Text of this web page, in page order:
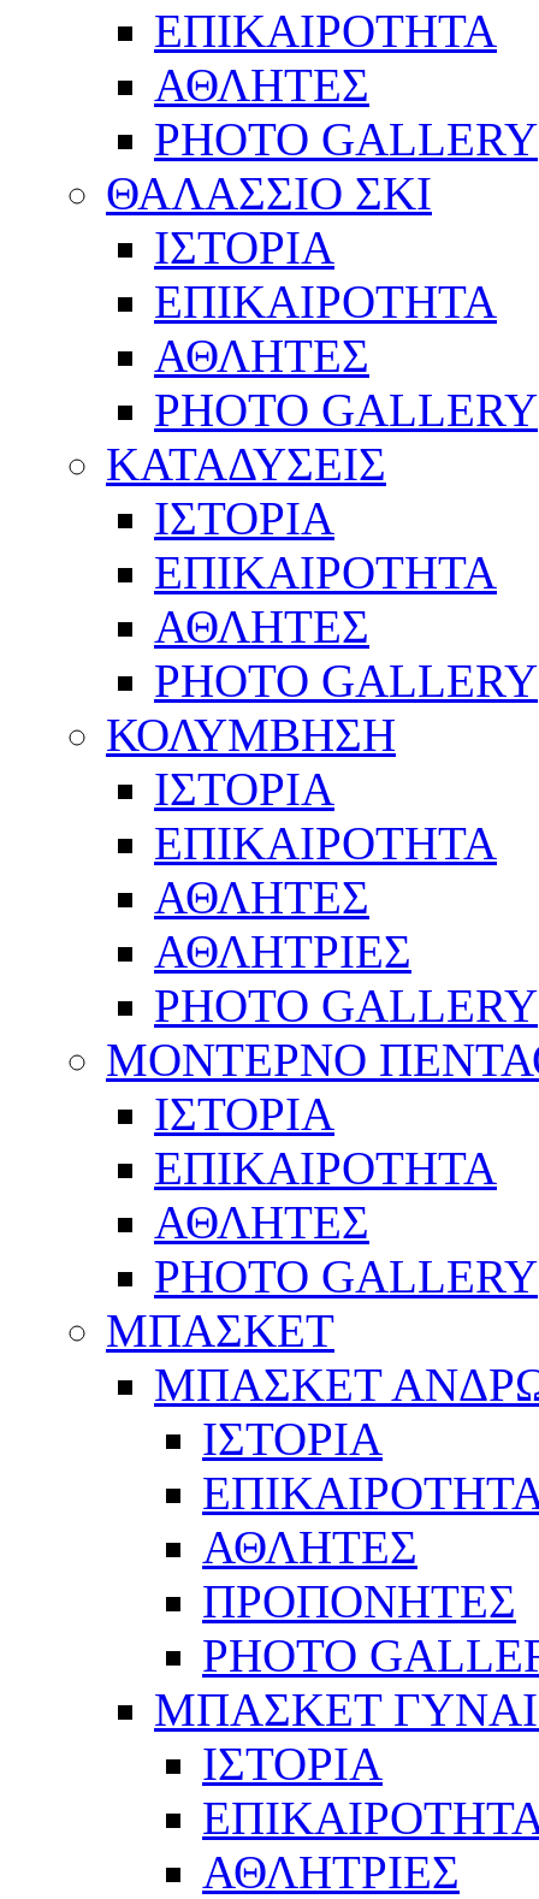
ΕΠΙΚΑΙΡΟΤΗΤΑ
ΑΘΛΗΤΕΣ
PHOTO GALLERY
ΘΑΛΑΣΣΙΟ ΣΚΙ
ΙΣΤΟΡΙΑ
ΕΠΙΚΑΙΡΟΤΗΤΑ
ΑΘΛΗΤΕΣ
PHOTO GALLERY
ΚΑΤΑΔΥΣΕΙΣ
ΙΣΤΟΡΙΑ
ΕΠΙΚΑΙΡΟΤΗΤΑ
ΑΘΛΗΤΕΣ
PHOTO GALLERY
ΚΟΛΥΜΒΗΣΗ
ΙΣΤΟΡΙΑ
ΕΠΙΚΑΙΡΟΤΗΤΑ
ΑΘΛΗΤΕΣ
ΑΘΛΗΤΡΙΕΣ
PHOTO GALLERY
ΜΟΝΤΕΡΝΟ
ΙΣΤΟΡΙΑ
ΕΠΙΚΑΙΡΟΤΗΤΑ
ΑΘΛΗΤΕΣ
PHOTO GALLERY
ΜΠΑΣΚΕΤ
ΜΠΑΣΚΕΤ
ΙΣΤΟΡΙΑ
ΑΘΛΗΤΕΣ
ΠΡΟΠΟΝΗΤΕΣ
PHOTO
ΜΠΑΣΚΕΤ
ΙΣΤΟΡΙΑ
ΑΘΛΗΤΡΙΕΣ